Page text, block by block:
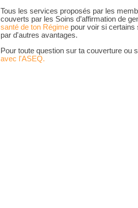
Tous les services proposés par les
couverts par les Soins d’affirmation de
santé de ton Régime pour voir si
par d'autres avantages.
Pour toute question sur ta couverture ou
avec l'ASEQ.